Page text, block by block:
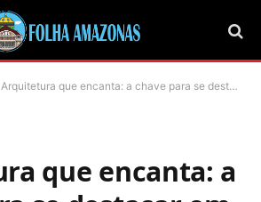
Arquitetura que encanta: a chave para se destacar em um setor competitivo!
que encanta: a